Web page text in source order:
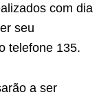
com dia
seu
telefone 135.
a ser